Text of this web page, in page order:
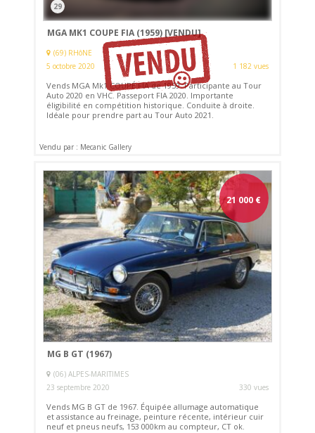
29
MGA MK1 COUPE FIA (1959) [VENDU]
(69) RHôNE
5 octobre 2020
1 182 vues
Vends MGA Mk1 COUPÉ FIA de 1959. Participante au Tour
Auto 2020 en VHC. Passeport FIA 2020. Importante
éligibilité en compétition historique. Conduite à droite.
Idéale pour prendre part au Tour Auto 2021.
Vendu par : Mecanic Gallery
21 000 €
MG B GT (1967)
(06) ALPES-MARITIMES
23 septembre 2020
330 vues
Vends MG B GT de 1967. Équipée allumage automatique
et assistance au freinage, peinture récente, intérieur cuir
neuf et pneus neufs, 153 000km au compteur, CT ok.